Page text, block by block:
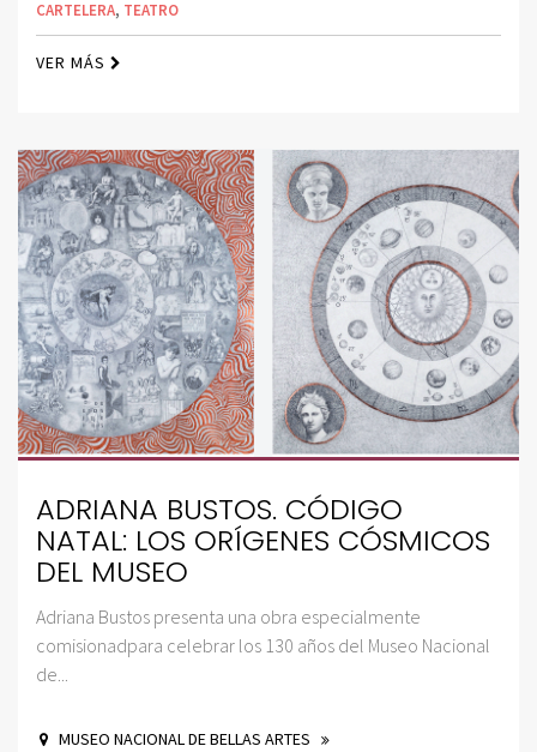
CARTELERA, TEATRO
VER MÁS
ADRIANA BUSTOS. CÓDIGO
NATAL: LOS ORÍGENES CÓSMICOS
DEL MUSEO
Adriana Bustos presenta una obra especialmente
comisionadpara celebrar los 130 años del Museo Nacional
de...
MUSEO NACIONAL DE BELLAS ARTES